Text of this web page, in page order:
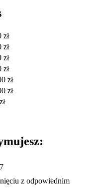
zł
zł
zł
zł
zł
zł
z odpowiednim